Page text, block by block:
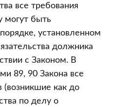
все требования
могут быть
установленном
должника
с Законом. В
89, 90 Закона все
(возникшие как до
по делу о